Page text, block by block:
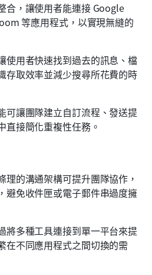
合，讓使用者能連接 Google
等應用程式，以實現無縫的
使用者快速找到過去的訊息、檔
存取效率並減少搜尋所花費的時
可讓團隊建立自訂流程、發送提
直接簡化重複性任務。
理的溝通架構可提升團隊協作，
避免收件匣或電子郵件串過度擁
將多種工具連接到單一平台來提
在不同應用程式之間切換的需